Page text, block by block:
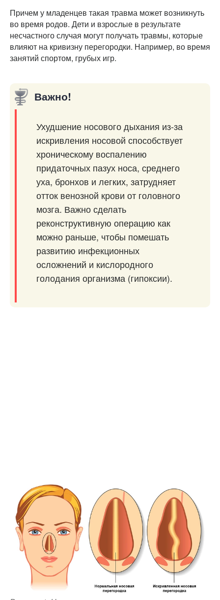
Причем у младенцев такая травма может возникнуть
во время родов. Дети и взрослые в результате
несчастного случая могут получать травмы, которые
влияют на кривизну перегородки. Например, во время
занятий спортом, грубых игр.
Важно!
Ухудшение носового дыхания из-за
искривления носовой способствует
хроническому воспалению
придаточных пазух носа, среднего
уха, бронхов и легких, затрудняет
отток венозной крови от головного
мозга. Важно сделать
реконструктивную операцию как
можно раньше, чтобы помешать
развитию инфекционных
осложнений и кислородного
голодания организма (гипоксии).